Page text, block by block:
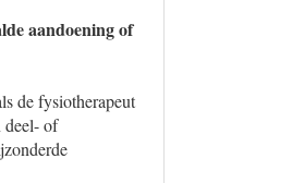
aandoening of
de fysiotherapeut
deel- of